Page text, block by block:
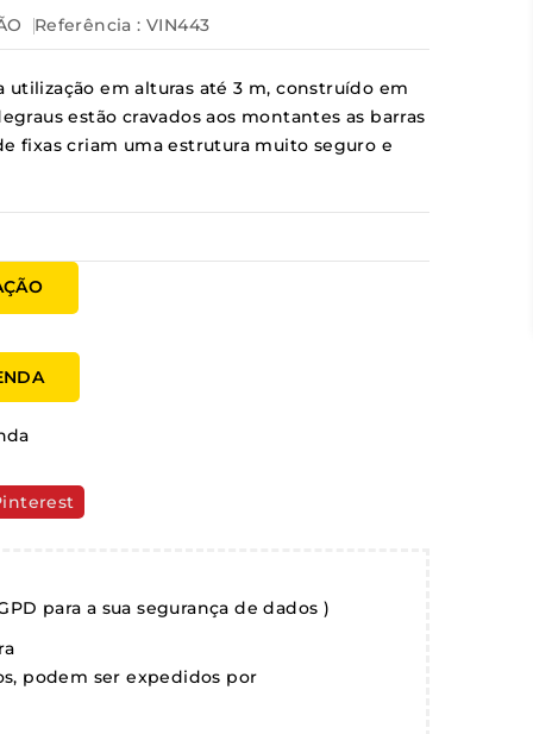
Referência : VIN443
em alturas até 3 m, construído em
estão cravados aos montantes as barras
fixas criam uma estrutura muito seguro e
para a sua segurança de dados )
podem ser expedidos por